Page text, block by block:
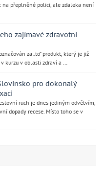
přeplněné polici, ale zdaleka není
zajímavé zdravotní
za „to“ produkt, který je již
kurzu v oblasti zdraví a …
pro dokonalý
ruch je dnes jediným odvětvím,
dopady recese. Místo toho se v